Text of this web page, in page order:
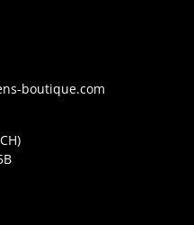
boutique.com